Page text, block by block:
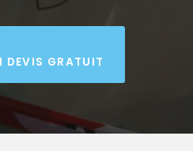
DEVIS GRATUIT